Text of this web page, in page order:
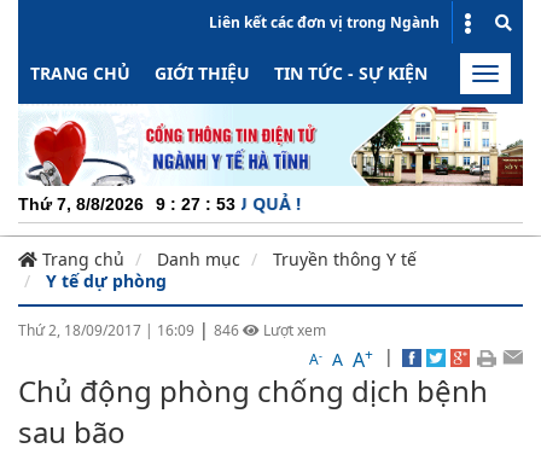
Liên kết các đơn vị trong Ngành
TRANG CHỦ GIỚI THIỆU TIN TỨC - SỰ KIỆN HOẠT
Toggle
Thứ 7, 8/8/2026 9 : 27 : 53
- MINH BẠCH - HIỆU QUẢ !
Trang chủ Danh mục
Truyền thông Y tế
Y tế dự phòng
Thứ 2, 18/09/2017 | 16:09 | 846
Lượt xem
A- A A+ |
Chủ động phòng chống dịch bệnh
sau bão